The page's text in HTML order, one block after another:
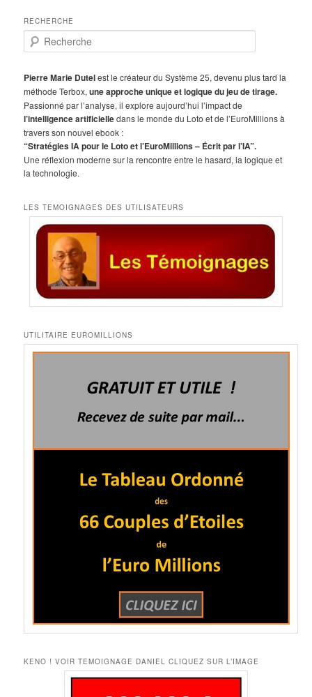
RECHERCHE
e
h
e
r
c
h
e
Pierre Marie Dutelest le créateur du Système 25, devenu plus tard la
méthode Terbox,une approche unique et logique du jeu de tirage.
Passionné par l’analyse, il explore aujourd’hui l’impact de
l’intelligence artificielledans le monde du Loto et de l’EuroMillions à
travers son nouvel ebook :
“Stratégies IA pour le Loto et l’EuroMillions – Écrit par l’IA”.
Une réflexion moderne sur la rencontre entre le hasard, la logique et
la technologie.
LES TEMOIGNAGES DES UTILISATEURS
UTILITAIRE EUROMILLIONS
KENO ! VOIR TEMOIGNAGE DANIEL CLIQUEZ SUR L’IMAGE